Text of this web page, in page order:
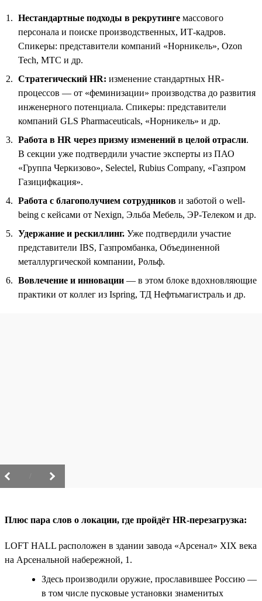
Нестандартные подходы в рекрутинге массового
персонала и поиске производственных, ИТ-кадров.
Спикеры: представители компаний «Норникель», Ozon
Tech, МТС и др.
Стратегический HR: изменение стандартных HR-
процессов — от «феминизации» производства до развития
инженерного потенциала. Спикеры: представители
компаний GLS Pharmaceuticals, «Норникель» и др.
Работа в HR через призму изменений в целой отрасли.
В секции уже подтвердили участие эксперты из ПАО
«Группа Черкизово», Selectel, Rubius Company, «Газпром
Газицифкация».
Работа с благополучием сотрудников и заботой о well-
being с кейсами от Nexign, Эльба Мебель, ЭР-Телеком и др.
Удержание и рескиллинг. Уже подтвердили участие
представители IBS, Газпромбанка, Объединенной
металлургической компании, Рольф.
Вовлечение и инновации — в этом блоке вдохновляющие
практики от коллег из Ispring, ТД Нефтьмагистраль и др.
Плюс пара слов о локации, где пройдёт HR-перезагрузка:
LOFT HALL расположен в здании завода «Арсенал» XIX века
на Арсенальной набережной, 1.
Здесь производили оружие, прославившее Россию —
в том числе пусковые установки знаменитых